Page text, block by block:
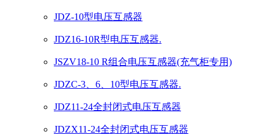
JDZ-10型电压互感器
JDZ16-10R型电压互感器.
JSZV18-10 R组合电压互感器(充气柜专用)
JDZC-3、6、10型电压互感器.
JDZ11-24全封闭式电压互感器
JDZX11-24全封闭式电压互感器